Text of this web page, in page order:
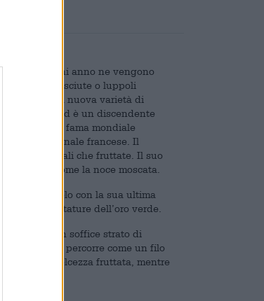
mondo, ogni anno ne vengono
sconosciute o luppoli
è una nuova varietà di
breeding ed è un discendente
da aroma di fama mondiale
tradizionale francese. Il
sia floreali che fruttate. Il suo
speziati come la noce moscata.
di luppolo con la sua ultima
sfaccettature dell’oro verde.
da un soffice strato di
note floreali percorre come un filo
con la dolcezza fruttata, mentre